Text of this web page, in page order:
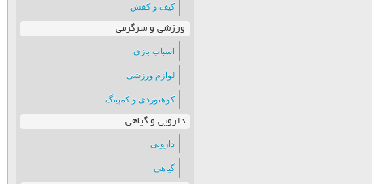
کیف و کفش
ورزشی و سرگرمی
اسباب بازی
لوازم ورزشی
کوهنوردی و کمپینگ
دارویی و گیاهی
دارویی
گیاهی